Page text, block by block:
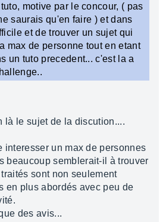
motive par le concour, ( pas
saurais qu'en faire ) et dans
et de trouver un sujet qui
max de personne tout en etant
un tuto precedent... c'est la a
là le sujet de la discution....
interesser un max de personnes
beaucoup semblerait-il à trouver
sont non seulement
en plus abordés avec peu de
des avis...